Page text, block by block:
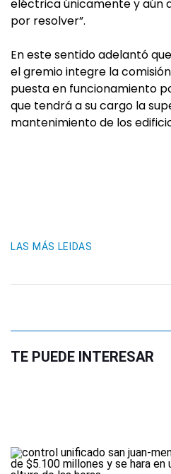
eléctrica únicamente y aún
por resolver”.
En este sentido adelantó
el gremio integre la
puesta en funcionamiento
que tendrá a su cargo la
mantenimiento de los
LAS MÁS LEIDAS
TE PUEDE INTERESAR